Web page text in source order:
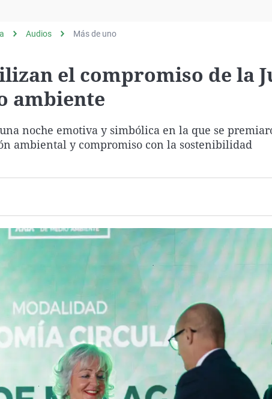
Audios Más de uno
el compromiso de la
ambiente
noche emotiva y simbólica en la que se
ambiental y compromiso con la sostenibilidad